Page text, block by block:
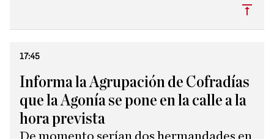
17:45
Informa la Agrupación de Cofradías
que la Agonía se pone en la calle a la
hora prevista
De momento serían dos hermandades en